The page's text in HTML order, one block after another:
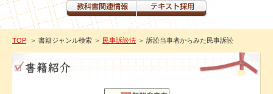
TOP ＞ 書籍ジャンル検索 ＞ 民事訴訟法 ＞ 訴訟当事者からみた民事訴訟